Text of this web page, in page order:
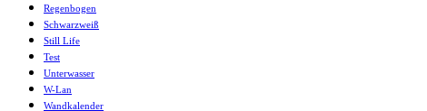
Regenbogen
Schwarzweiß
Still Life
Test
Unterwasser
W-Lan
Wandkalender